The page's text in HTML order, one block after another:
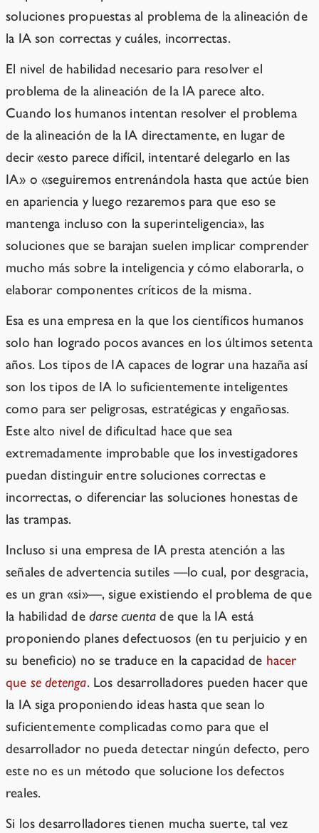
soluciones propuestas al problema de la alineación de
la IA son correctas y cuáles, incorrectas.
El nivel de habilidad necesario para resolver el
problema de la alineación de la IA parece alto.
Cuando los humanos intentan resolver el problema
de la alineación de la IA directamente, en lugar de
decir «esto parece difícil, intentaré delegarlo en las
IA» o «seguiremos entrenándola hasta que actúe bien
en apariencia y luego rezaremos para que eso se
mantenga incluso con la superinteligencia», las
soluciones que se barajan suelen implicar comprender
mucho más sobre la inteligencia y cómo elaborarla, o
elaborar componentes críticos de la misma.
Esa es una empresa en la que los científicos humanos
solo han logrado pocos avances en los últimos setenta
años. Los tipos de IA capaces de lograr una hazaña así
son los tipos de IA lo suficientemente inteligentes
como para ser peligrosas, estratégicas y engañosas.
Este alto nivel de dificultad hace que sea
extremadamente improbable que los investigadores
puedan distinguir entre soluciones correctas e
incorrectas, o diferenciar las soluciones honestas de
las trampas.
Incluso si una empresa de IA presta atención a las
señales de advertencia sutiles —lo cual, por desgracia,
es un gran «si»—, sigue existiendo el problema de que
la habilidad de darse cuenta de que la IA está
proponiendo planes defectuosos (en tu perjuicio y en
su beneficio) no se traduce en la capacidad de hacer
que se detenga. Los desarrolladores pueden hacer que
la IA siga proponiendo ideas hasta que sean lo
suficientemente complicadas como para que el
desarrollador no pueda detectar ningún defecto, pero
este no es un método que solucione los defectos
reales.
Si los desarrolladores tienen mucha suerte, tal vez